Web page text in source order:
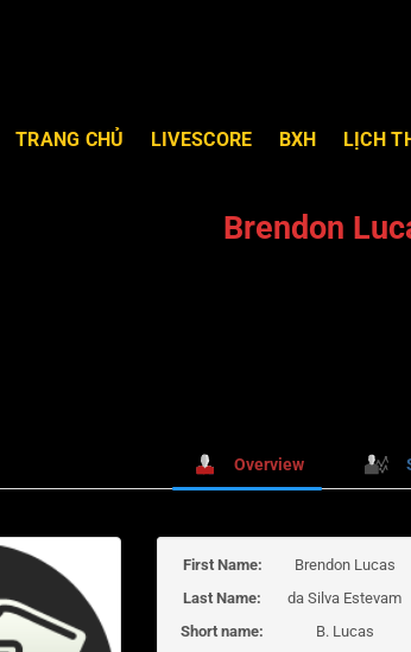
TRANG CHỦ LIVESCORE BXH LỊCH
Brendon
Overview
First Name:
Brendon Lucas
Last Name:
da Silva Estevam
Short name:
B. Lucas